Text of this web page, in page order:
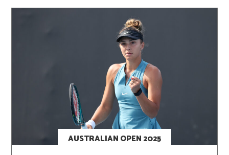
AUSTRALIAN OPEN 2025